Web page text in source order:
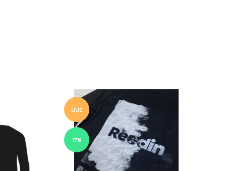
UUS
17%